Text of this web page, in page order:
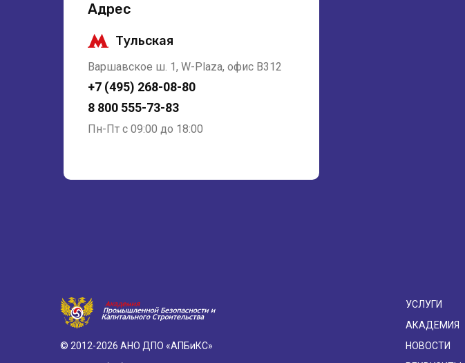
Адрес
Тульская
Варшавское ш. 1, W-Plaza, офис В312
+7 (495) 268-08-80
8 800 555-73-83
Пн-Пт с 09:00 до 18:00
© 2012-2026 АНО ДПО «АПБиКС»
УСЛУГИ
АКАДЕМИЯ
НОВОСТИ